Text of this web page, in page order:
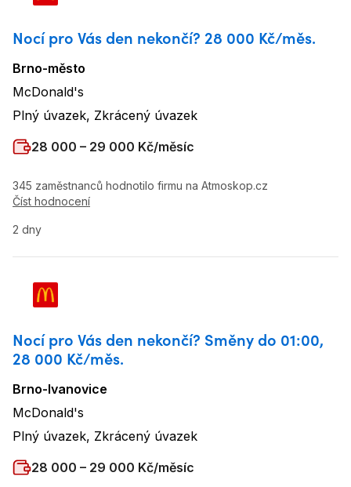
Nocí pro Vás den nekončí? 28 000 Kč/měs.
Lokalita:
Brno-město
Název firmy
McDonald's
Typ úvazku:
Plný úvazek, Zkrácený úvazek
Plat:
28 000 – 29 000 Kč/měsíc
345 zaměstnanců hodnotilo firmu na Atmoskop.cz
Číst hodnocení
2 dny
Nocí pro Vás den nekončí? Směny do 01:00,
28 000 Kč/měs.
Lokalita:
Brno-Ivanovice
Název firmy
McDonald's
Typ úvazku:
Plný úvazek, Zkrácený úvazek
Plat:
28 000 – 29 000 Kč/měsíc